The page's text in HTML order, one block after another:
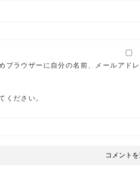
ブラウザーに自分の名前、メールアド
ください。